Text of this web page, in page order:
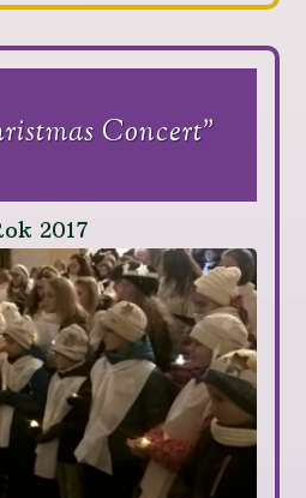
Concert"
2017